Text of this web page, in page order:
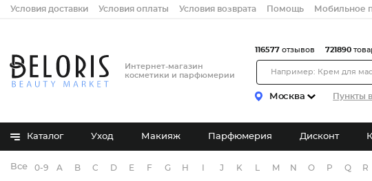
Условия доставки Условия оплаты Условия возврата Помощь Мобильное
Интернет-магазин
косметики и парфюмерии
Москва Пункты
116577 отзывов 721890
Каталог Уход Макияж Парфюмерия Дисконт
Все бренды
0-9 A B C D E F G H J K M N O P Q R